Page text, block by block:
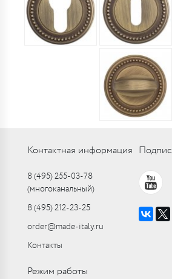
Контактная информация
8 (495) 255-03-78
(многоканальный)
8 (495) 212-23-25
order@made-italy.ru
Контакты
Режим работы